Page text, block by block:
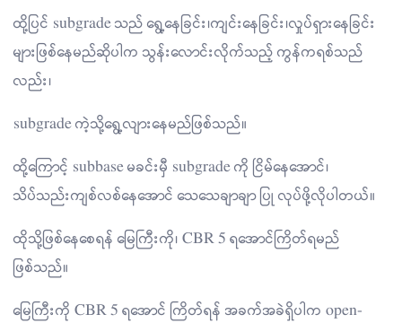
ထို့ပြင် subgrade သည် ရွေ့နေခြင်း၊ကျင်းနေခြင်း၊လှုပ်ရှားနေခြင်း
များဖြစ်နေမည်ဆိုပါက သွန်းလောင်းလိုက်သည့် ကွန်ကရစ်သည်
လည်း၊
subgrade ကဲ့သို့ရွေ့လျားနေမည်ဖြစ်သည်။
ထို့ကြောင့် subbase မခင်းမှီ subgrade ကို ငြိမ်နေအောင်၊
သိပ်သည်းကျစ်လစ်နေအောင် သေသေချာချာ ပြု လုပ်ဖို့လိုပါတယ်။
ထိုသို့ဖြစ်နေစေရန် မြေကြီးကို၊ CBR 5 ရအောင်ကြိတ်ရမည်
ဖြစ်သည်။
မြေကြီးကို CBR 5 ရအောင် ကြိတ်ရန် အခက်အခဲရှိပါက open-